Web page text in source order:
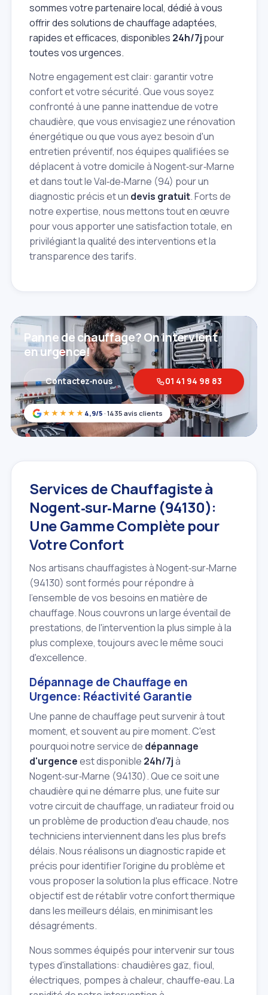
sommes votre partenaire local, dédié à vous
offrir des solutions de chauffage adaptées,
rapides et efficaces, disponibles 24h/7jpour
toutes vos urgences.
Notre engagement est clair: garantir votre
confort et votre sécurité. Que vous soyez
confronté à une panne inattendue de votre
chaudière, que vous envisagiez une rénovation
énergétique ou que vous ayez besoin d'un
entretien préventif, nos équipes qualifiées se
déplacent à votre domicile à Nogent‑sur‑Marne
et dans tout le Val‑de‑Marne (94) pour un
diagnostic précis et un devis gratuit. Forts de
notre expertise, nous mettons tout en œuvre
pour vous apporter une satisfaction totale, en
privilégiant la qualité des interventions et la
transparence des tarifs.
★★★★★ 4,9/5 · 1435 avis clients
Panne de chauffage? On intervient
en urgence!
Contactez‑nous 01 41 94 98 83
Services de Chauffagiste à
Nogent‑sur‑Marne (94130):
Une Gamme Complète pour
Votre Confort
Nos artisans chauffagistes à Nogent‑sur‑Marne
(94130) sont formés pour répondre à
l'ensemble de vos besoins en matière de
chauffage. Nous couvrons un large éventail de
prestations, de l'intervention la plus simple à la
plus complexe, toujours avec le même souci
d'excellence.
Dépannage de Chauffage en
Urgence: Réactivité Garantie
Une panne de chauffage peut survenir à tout
moment, et souvent au pire moment. C'est
pourquoi notre service de dépannage
d'urgenceest disponible 24h/7jà
Nogent‑sur‑Marne (94130). Que ce soit une
chaudière qui ne démarre plus, une fuite sur
votre circuit de chauffage, un radiateur froid ou
un problème de production d'eau chaude, nos
techniciens interviennent dans les plus brefs
délais. Nous réalisons un diagnostic rapide et
précis pour identifier l'origine du problème et
vous proposer la solution la plus efficace. Notre
objectif est de rétablir votre confort thermique
dans les meilleurs délais, en minimisant les
désagréments.
Nous sommes équipés pour intervenir sur tous
types d'installations: chaudières gaz, fioul,
électriques, pompes à chaleur, chauffe‑eau. La